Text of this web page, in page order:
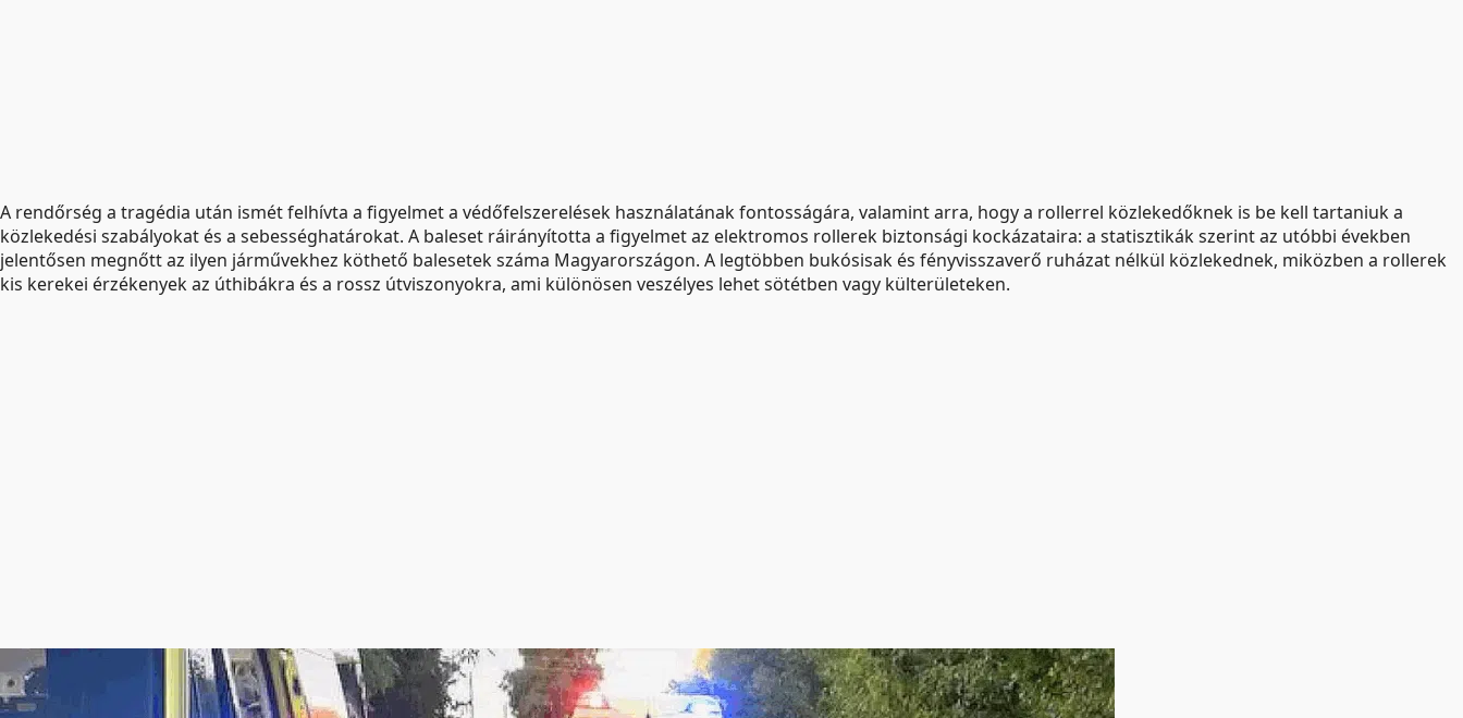
A rendőrség a tragédia után ismét felhívta a figyelmet a védőfelszerelések használatának fontosságára, valamint arra, hogy a rollerrel közlekedőknek is be kell tartaniuk a
közlekedési szabályokat és a sebességhatárokat. A baleset ráirányította a figyelmet az elektromos rollerek biztonsági kockázataira: a statisztikák szerint az utóbbi években
jelentősen megnőtt az ilyen járművekhez köthető balesetek száma Magyarországon. A legtöbben bukósisak és fényvisszaverő ruházat nélkül közlekednek, miközben a rollerek
kis kerekei érzékenyek az úthibákra és a rossz útviszonyokra, ami különösen veszélyes lehet sötétben vagy külterületeken.